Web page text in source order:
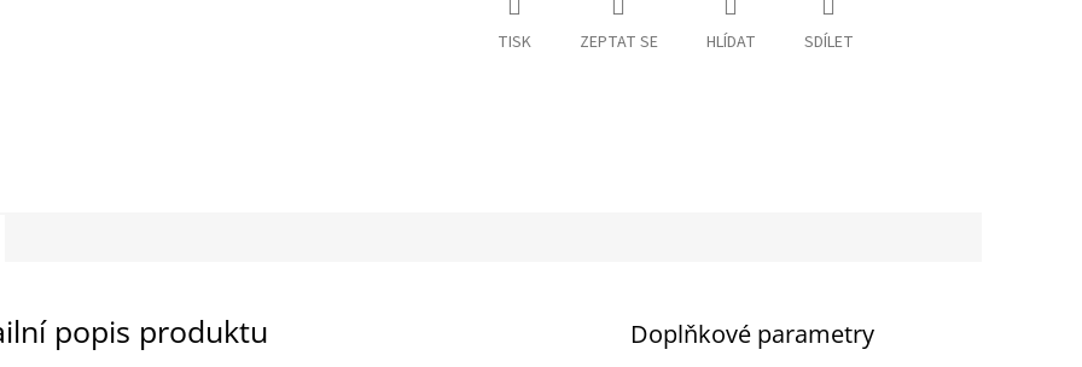
TISK ZEPTAT SE HLÍDAT SDÍLET
popis produktu Doplňkové parametry